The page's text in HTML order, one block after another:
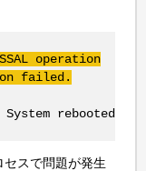
SSAL operation
failed.
rebooted
スで問題が発生